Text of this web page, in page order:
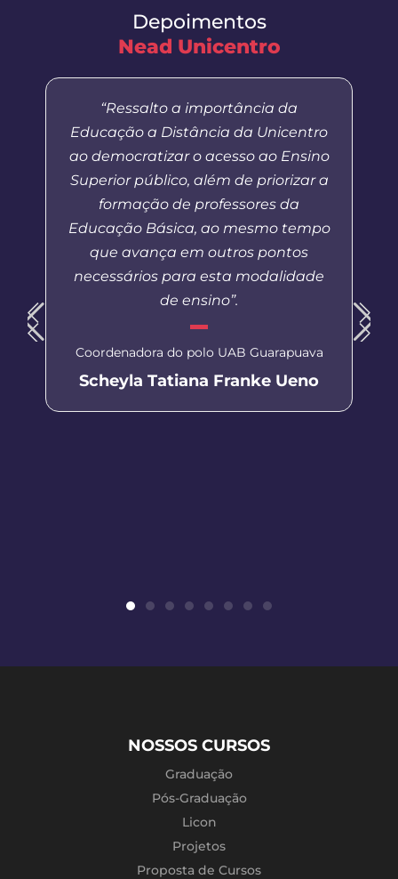
Depoimentos
Nead Unicentro
“Ressalto a importância da
Educação a Distância da Unicentro
ao democratizar o acesso ao Ensino
Superior público, além de priorizar a
formação de professores da
Educação Básica, ao mesmo tempo
que avança em outros pontos
necessários para esta modalidade
de ensino”.
Coordenadora do polo UAB Guarapuava
Scheyla Tatiana Franke Ueno
NOSSOS CURSOS
Graduação
Pós-Graduação
Licon
Projetos
Proposta de Cursos